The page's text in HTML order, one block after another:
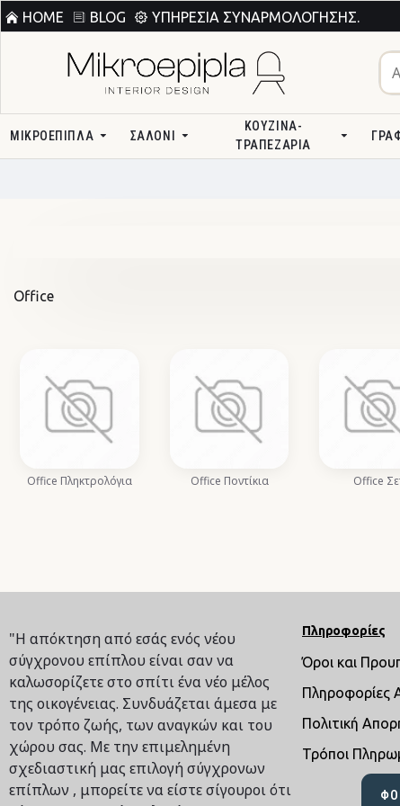
HOME BLOG ΥΠΗΡΕΣΊΑ ΣΥΝΑΡΜΟΛΌΓΗΣΗΣ.
ΜΙΚΡΟΕΠΙΠΛΑ ΣΑΛΌΝΙ
ΚΟΥΖΊΝΑ-
ΤΡΑΠΕΖΑΡΊΑ
Office
Office Πληκτρολόγια Office Ποντίκια Office
"Η απόκτηση από εσάς ενός νέου
σύγχρονου επίπλου είναι σαν να
καλωσορίζετε στο σπίτι ένα νέο μέλος
της οικογένειας. Συνδυάζεται άμεσα με
τον τρόπο ζωής, των αναγκών και του
χώρου σας. Με την επιμελημένη
σχεδιαστική μας επιλογή σύγχρονων
επίπλων , μπορείτε να είστε σίγουροι ότι
Πληροφορίες
Όροι και
Πληροφορίες
Πολιτική
Τρόποι